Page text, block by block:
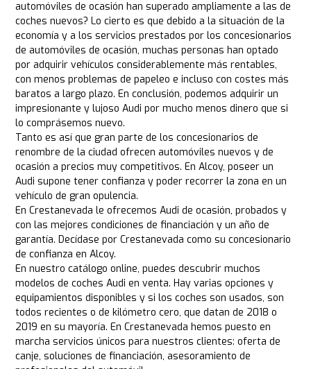
automóviles de ocasión han superado ampliamente a las de
coches nuevos? Lo cierto es que debido a la situación de la
economía y a los servicios prestados por los concesionarios
de automóviles de ocasión, muchas personas han optado
por adquirir vehículos considerablemente más rentables,
con menos problemas de papeleo e incluso con costes más
baratos a largo plazo. En conclusión, podemos adquirir un
impresionante y lujoso Audi por mucho menos dinero que si
lo comprásemos nuevo.
Tanto es así que gran parte de los concesionarios de
renombre de la ciudad ofrecen automóviles nuevos y de
ocasión a precios muy competitivos. En Alcoy, poseer un
Audi supone tener confianza y poder recorrer la zona en un
vehículo de gran opulencia.
En Crestanevada le ofrecemos Audi de ocasión, probados y
con las mejores condiciones de financiación y un año de
garantía. Decídase por Crestanevada como su concesionario
de confianza en Alcoy.
En nuestro catálogo online, puedes descubrir muchos
modelos de coches Audi en venta. Hay varias opciones y
equipamientos disponibles y si los coches son usados, son
todos recientes o de kilómetro cero, que datan de 2018 o
2019 en su mayoría. En Crestanevada hemos puesto en
marcha servicios únicos para nuestros clientes: oferta de
canje, soluciones de financiación, asesoramiento de